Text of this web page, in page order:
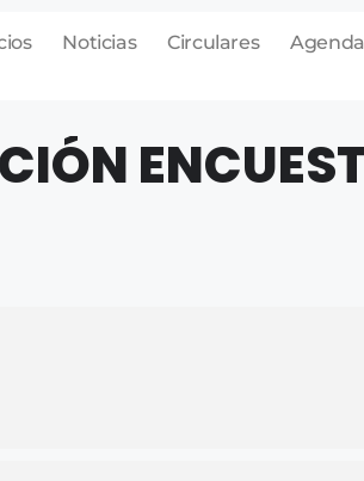
Noticias Circulares Agenda